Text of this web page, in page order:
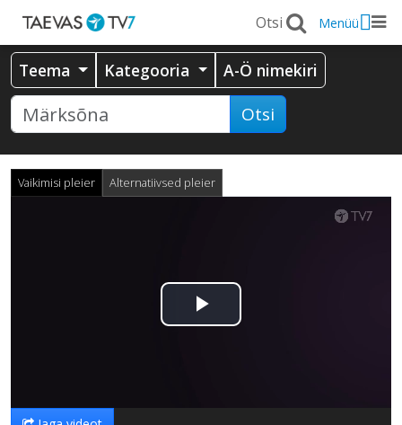
Menüü
Teema Kategooria A-Ö nimekiri
Otsi
Vaikimisi pleier Alternatiivsed pleier
Esita